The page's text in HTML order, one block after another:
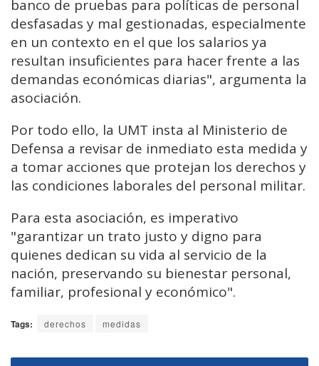
banco de pruebas para políticas de personal
desfasadas y mal gestionadas, especialmente
en un contexto en el que los salarios ya
resultan insuficientes para hacer frente a las
demandas económicas diarias", argumenta la
asociación.
Por todo ello, la UMT insta al Ministerio de
Defensa a revisar de inmediato esta medida y
a tomar acciones que protejan los derechos y
las condiciones laborales del personal militar.
Para esta asociación, es imperativo
"garantizar un trato justo y digno para
quienes dedican su vida al servicio de la
nación, preservando su bienestar personal,
familiar, profesional y económico".
Tags: derechos medidas